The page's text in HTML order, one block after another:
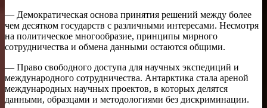
— Демократическая основа принятия решений между более
чем десятком государств с различными интересами. Несмотря
на политическое многообразие, принципы мирного
сотрудничества и обмена данными остаются общими.
— Право свободного доступа для научных экспедиций и
международного сотрудничества. Антарктика стала ареной
международных научных проектов, в которых делятся
данными, образцами и методологиями без дискриминации.